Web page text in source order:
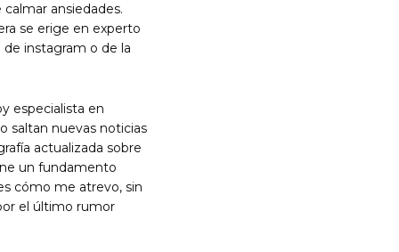
ansiedades.
se erige en experto
instagram o de la
especialista en
saltan nuevas noticias
actualizada sobre
un fundamento
cómo me atrevo, sin
el último rumor